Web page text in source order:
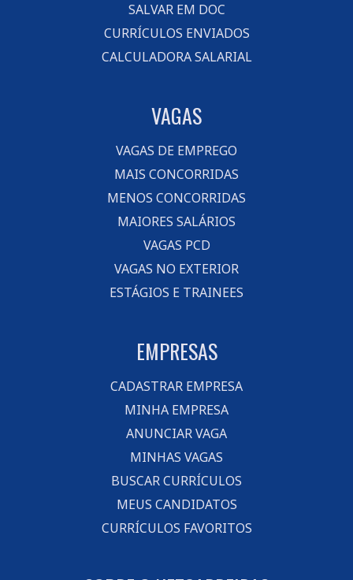
SALVAR EM DOC
CURRÍCULOS ENVIADOS
CALCULADORA SALARIAL
VAGAS
VAGAS DE EMPREGO
MAIS CONCORRIDAS
MENOS CONCORRIDAS
MAIORES SALÁRIOS
VAGAS PCD
VAGAS NO EXTERIOR
ESTÁGIOS E TRAINEES
EMPRESAS
CADASTRAR EMPRESA
MINHA EMPRESA
ANUNCIAR VAGA
MINHAS VAGAS
BUSCAR CURRÍCULOS
MEUS CANDIDATOS
CURRÍCULOS FAVORITOS